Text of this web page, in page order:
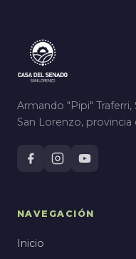
Armando "Pipi"
San Lorenzo, provincia
NAVEGACIÓN
Inicio